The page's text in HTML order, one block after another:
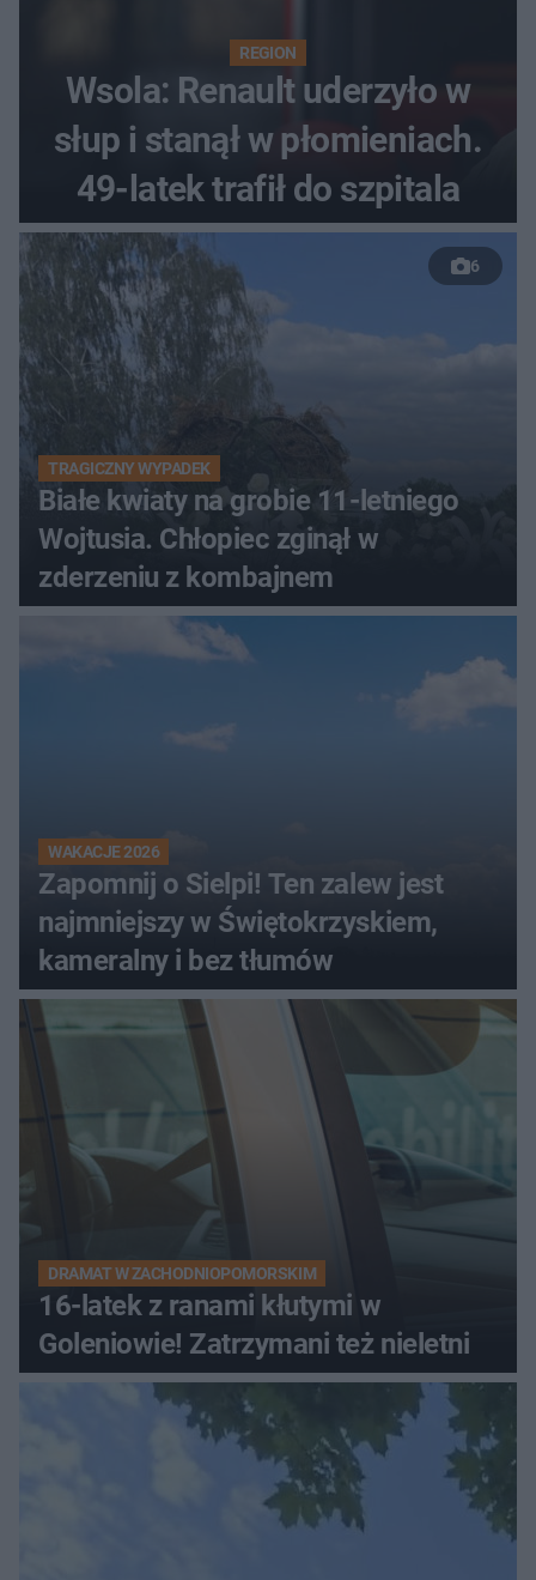
REGION
Wsola: Renault uderzyło w
słup i stanął w płomieniach.
49-latek trafił do szpitala
6
TRAGICZNY WYPADEK
Białe kwiaty na grobie 11-letniego
Wojtusia. Chłopiec zginął w
zderzeniu z kombajnem
WAKACJE 2026
Zapomnij o Sielpi! Ten zalew jest
najmniejszy w Świętokrzyskiem,
kameralny i bez tłumów
DRAMAT W ZACHODNIOPOMORSKIM
16-latek z ranami kłutymi w
Goleniowie! Zatrzymani też nieletni